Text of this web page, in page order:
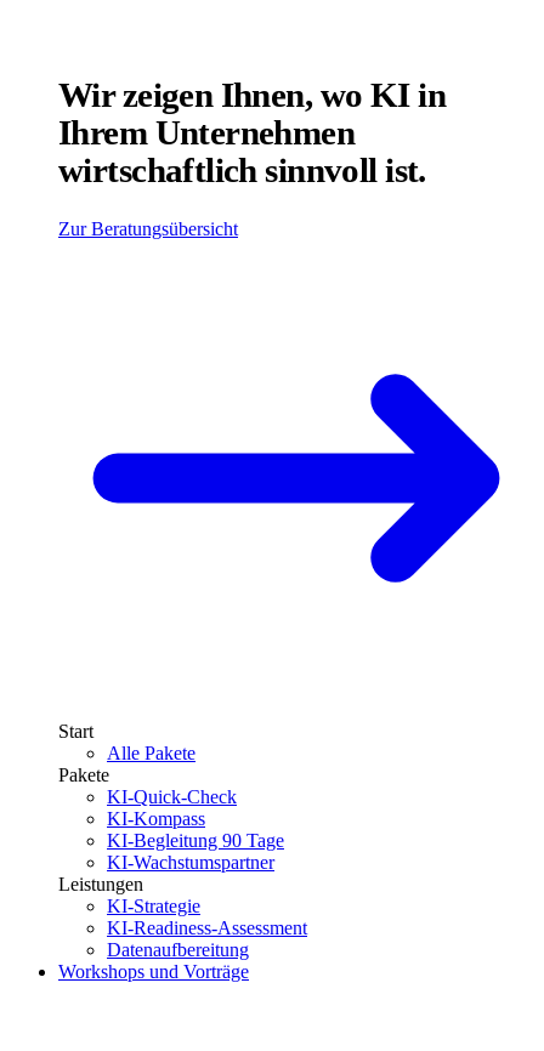
Wir zeigen Ihnen, wo KI in
Ihrem Unternehmen
wirtschaftlich sinnvoll ist.
Zur Beratungsübersicht
Start
Alle Pakete
Pakete
KI-Quick-Check
KI-Kompass
KI-Begleitung 90 Tage
KI-Wachstumspartner
Leistungen
KI-Strategie
KI-Readiness-Assessment
Datenaufbereitung
Workshops und Vorträge